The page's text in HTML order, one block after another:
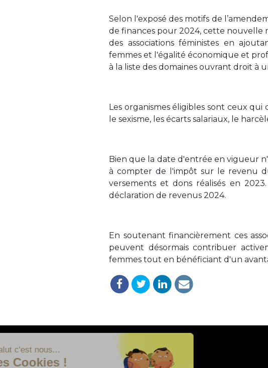
Selon l'exposé des motifs de
de finances pour 2024, cette nouvelle
des associations féministes en
femmes et l'égalité économique et
à la liste des domaines ouvrant droit à
Les organismes éligibles sont ceux
le sexisme, les écarts salariaux, le
Bien que la date d'entrée en vigueur
à compter de l'impôt sur le revenu
versements et dons réalisés en
déclaration de revenus 2024.
En soutenant financièrement ces
peuvent désormais contribuer
femmes tout en bénéficiant d'un